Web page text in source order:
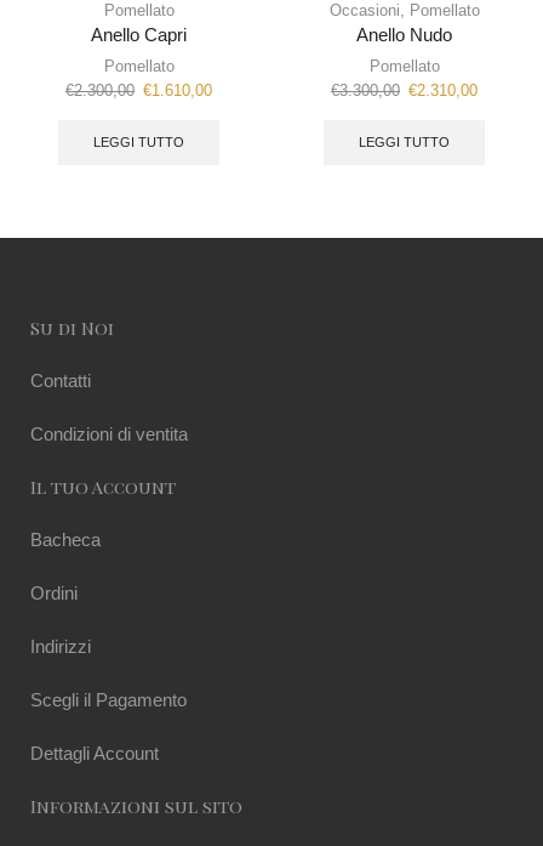
Pomellato
Anello Capri
Pomellato
€2.300,00 €1.610,00
LEGGI TUTTO
Occasioni, Pomellato
Anello Nudo
Pomellato
€3.300,00 €2.310,00
LEGGI TUTTO
Su di Noi
Contatti
Condizioni di ventita
Il tuo Account
Bacheca
Ordini
Indirizzi
Scegli il Pagamento
Dettagli Account
Informazioni sul sito